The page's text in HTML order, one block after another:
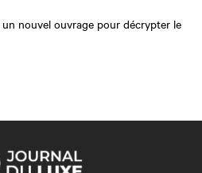
nouvel ouvrage pour décrypter le